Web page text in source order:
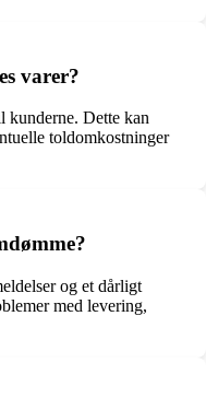
varer?
kunderne. Dette kan
toldomkostninger
og et dårligt
med levering,